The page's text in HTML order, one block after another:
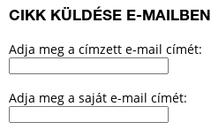
CIKK KÜLDÉSE E-MAILBEN
Adja meg a címzett e-mail címét:
Adja meg a saját e-mail címét: